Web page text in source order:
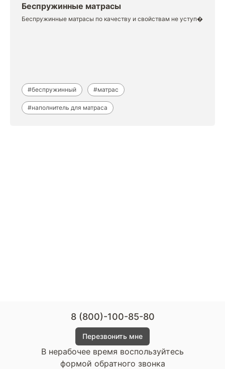
Беспружинные матрасы
Беспружинные матрасы по качеству и свойствам не уступ�
#беспружинный #матрас
#наполнитель для матраса
8 (800)-100-85-80
Перезвонить мне
В нерабочее время воспользуйтесь
формой обратного звонка